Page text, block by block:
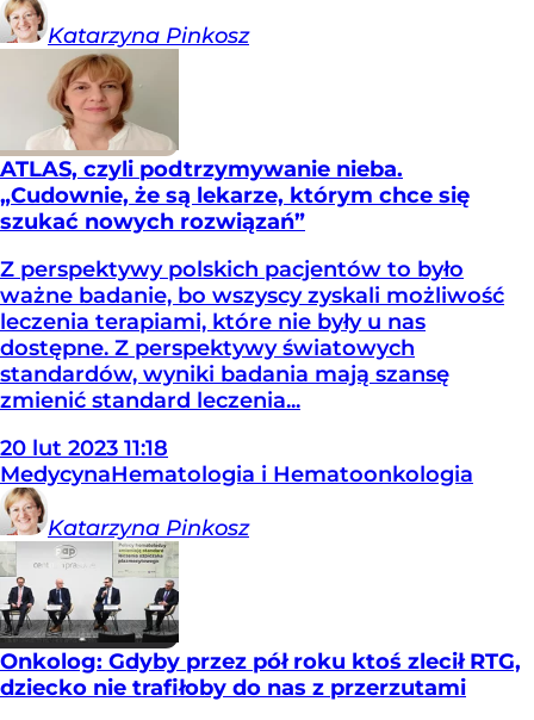
Katarzyna Pinkosz
ATLAS, czyli podtrzymywanie nieba.
„Cudownie, że są lekarze, którym chce się
szukać nowych rozwiązań”
Z perspektywy polskich pacjentów to było
ważne badanie, bo wszyscy zyskali możliwość
leczenia terapiami, które nie były u nas
dostępne. Z perspektywy światowych
standardów, wyniki badania mają szansę
zmienić standard leczenia...
20 lut 2023 11:18
MedycynaHematologia i Hematoonkologia
Katarzyna Pinkosz
Onkolog: Gdyby przez pół roku ktoś zlecił RTG,
dziecko nie trafiłoby do nas z przerzutami